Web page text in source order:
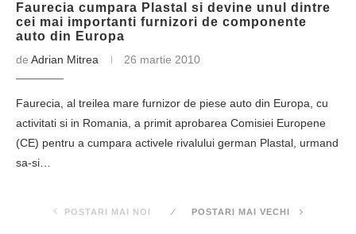
Faurecia cumpara Plastal si devine unul dintre
cei mai importanti furnizori de componente
auto din Europa
de Adrian Mitrea 26 martie 2010
Faurecia, al treilea mare furnizor de piese auto din Europa, cu
activitati si in Romania, a primit aprobarea Comisiei Europene
(CE) pentru a cumpara activele rivalului german Plastal, urmand
sa-si…
POSTARI MAI NOI POSTARI MAI VECHI